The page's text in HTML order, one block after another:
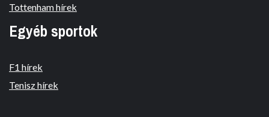
Tottenham hírek
Egyéb sportok
F1 hírek
Tenisz hírek